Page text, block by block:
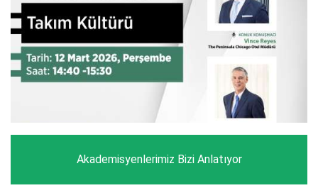
Akademisyenlerimiz Bizi Anlatıyor